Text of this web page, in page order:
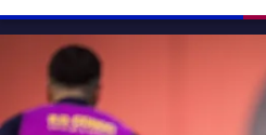
PLUSICON
MÁS